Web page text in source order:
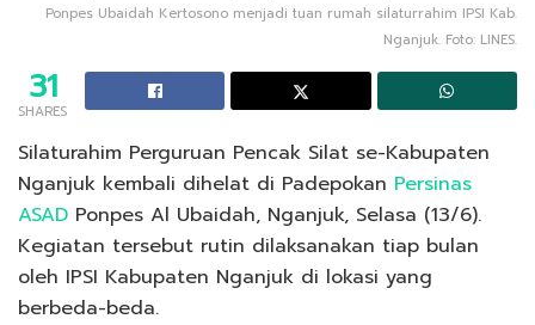
Ponpes Ubaidah Kertosono menjadi tuan rumah silaturrahim IPSI Kab.
Nganjuk. Foto: LINES.
31
SHARES
Silaturahim Perguruan Pencak Silat se-Kabupaten
Nganjuk kembali dihelat di Padepokan Persinas
ASAD Ponpes Al Ubaidah, Nganjuk, Selasa (13/6).
Kegiatan tersebut rutin dilaksanakan tiap bulan
oleh IPSI Kabupaten Nganjuk di lokasi yang
berbeda-beda.